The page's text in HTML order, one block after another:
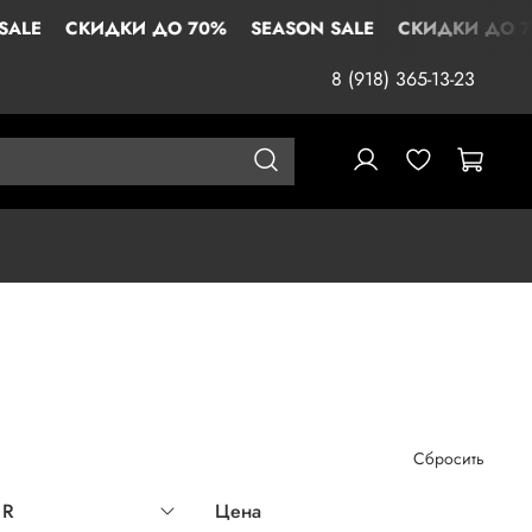
ДО 70% SEASON SALE СКИДКИ ДО 70%
8 (918) 365-13-23
Сбросить
Цена